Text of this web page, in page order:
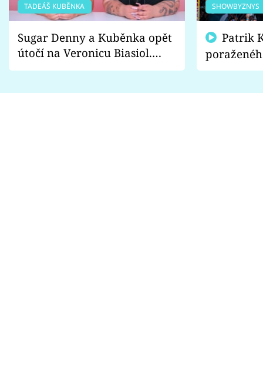
TADEÁŠ KUBĚNKA
Sugar Denny a Kuběnka opět
útočí na Veronicu Biasiol.
Proč je podle nich falešná a
SHOWBYZNYS
fanoušci